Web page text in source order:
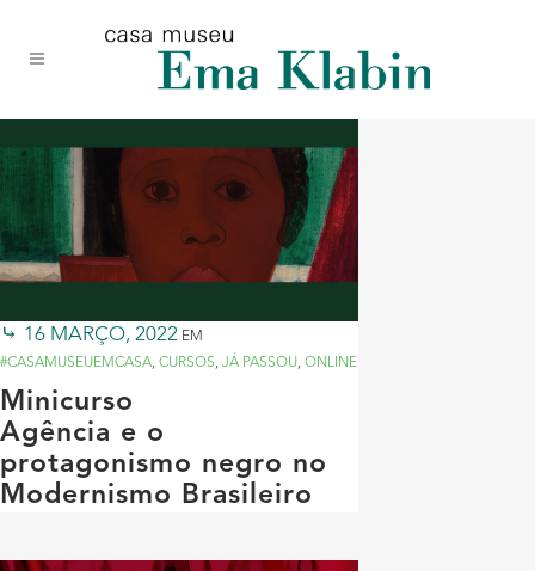
conteúdo
navegação
site
16 MARÇO, 2022 EM
#CASAMUSEUEMCASA, CURSOS, JÁ PASSOU, ONLINE
Minicurso
Agência e o
protagonismo negro no
Modernismo Brasileiro